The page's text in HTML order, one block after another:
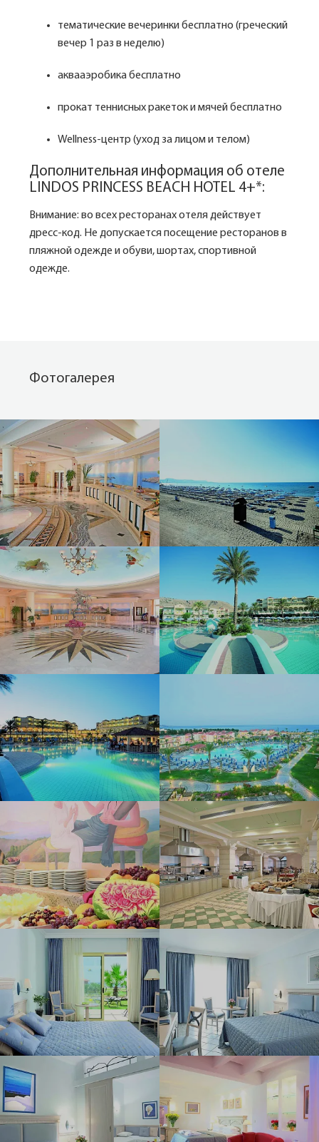
тематические вечеринки бесплатно (греческий
вечер 1 раз в неделю)
аквааэробика бесплатно
прокат теннисных ракеток и мячей бесплатно
Wellness-центр (уход за лицом и телом)
Дополнительная информация об отеле
LINDOS PRINCESS BEACH HOTEL 4+*:
Внимание: во всех ресторанах отеля действует
дресс-код. Не допускается посещение ресторанов в
пляжной одежде и обуви, шортах, спортивной
одежде.
Фотогалерея